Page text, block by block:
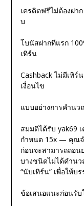
เครดิตฟรีไม่ต้องฝา
บ
โบนัสฝากทีแรก
เทิร์น
Cashback ไม่มีเทิร์
เงื่อนไข
แบบอย่างการคำนว
สมมติได้รับ yak69
กำหนด 15x — คุณจ
ก่อนจะสามารถถอน
บางชนิดไม่ได้คำนว
“นับเทิร์น” เพื่อให้บ
ข้อเสนอแนะก่อนรั